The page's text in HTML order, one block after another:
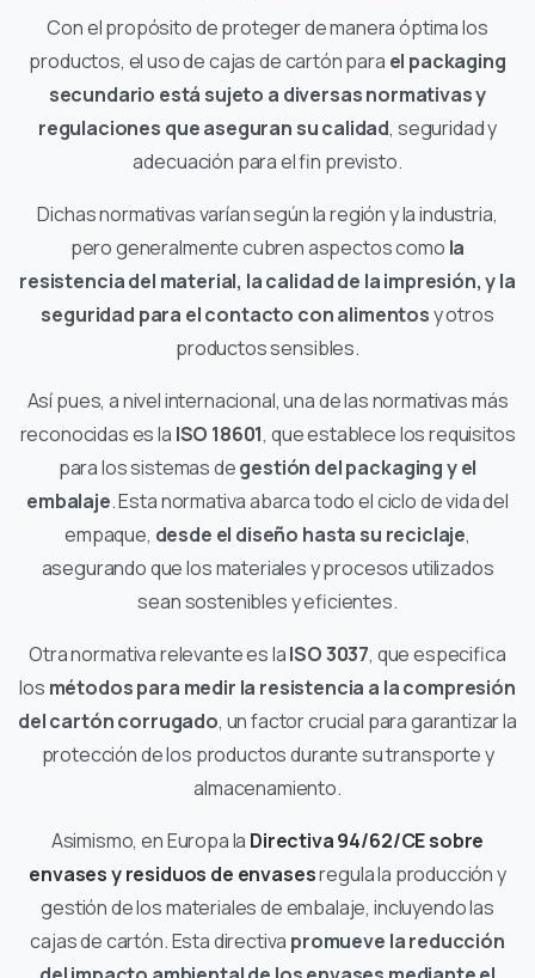
Con el propósito de proteger de manera óptima los
productos, el uso de cajas de cartón para el packaging
secundario está​​ sujeto a diversas normativas y
regulaciones que aseguran su calidad, seguridad y
adecuación para el fin previsto.
Dichas normativas varían según la región y la industria,
pero generalmente cubren aspectos como la
resistencia del material, la calidad de la impresión, y la
seguridad para el contacto con alimentosy otros
productos sensibles.
Así pues, a nivel internacional, una de las normativas más
reconocidas es la ISO 18601, que establece los requisitos
para los sistemas degestión del packaging y el
embalaje. Esta normativa abarca todo el ciclo de vida del
empaque, desde el diseño hasta su reciclaje,
asegurando que los materiales y procesos utilizados
sean sostenibles y eficientes.
Otra normativa relevante es laISO 3037, que especifica
los métodos para medir la resistencia a la compresión
del cartón corrugado, un factor crucial para garantizar la
protección de los productos durante su transporte y
almacenamiento.
Asimismo, en Europa la Directiva 94/62/CE sobre
envases y residuos de envasesregula la producción y
gestión de los materiales de embalaje, incluyendo las
cajas de cartón. Esta directiva promueve la reducción